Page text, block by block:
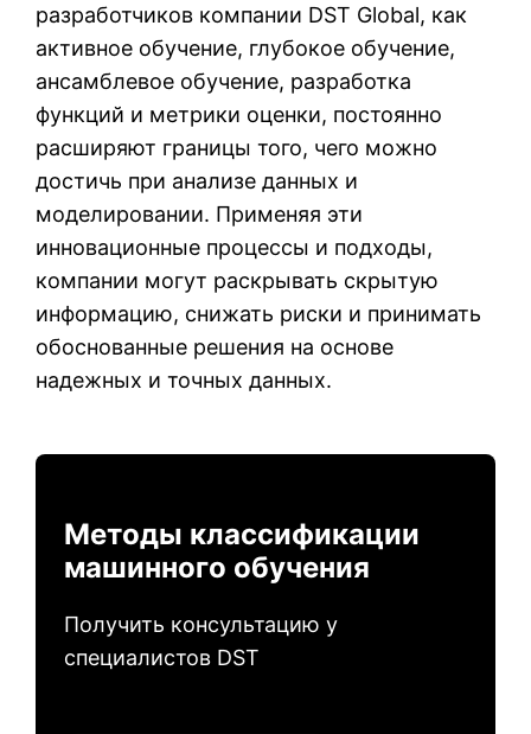
разработчиков компании DST Global, как
активное обучение, глубокое обучение,
ансамблевое обучение, разработка
функций и метрики оценки, постоянно
расширяют границы того, чего можно
достичь при анализе данных и
моделировании. Применяя эти
инновационные процессы и подходы,
компании могут раскрывать скрытую
информацию, снижать риски и принимать
обоснованные решения на основе
надежных и точных данных.
Методы классификации
машинного обучения
Получить консультацию у
специалистов DST